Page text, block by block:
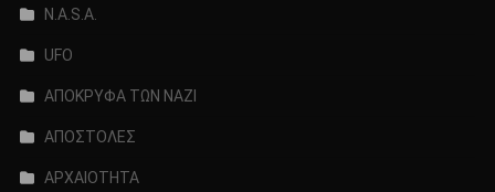
N.A.S.A.
UFO
ΑΠΟΚΡΥΦΑ ΤΩΝ ΝΑΖΙ
ΑΠΟΣΤΟΛΕΣ
ΑΡΧΑΙΟΤΗΤΑ